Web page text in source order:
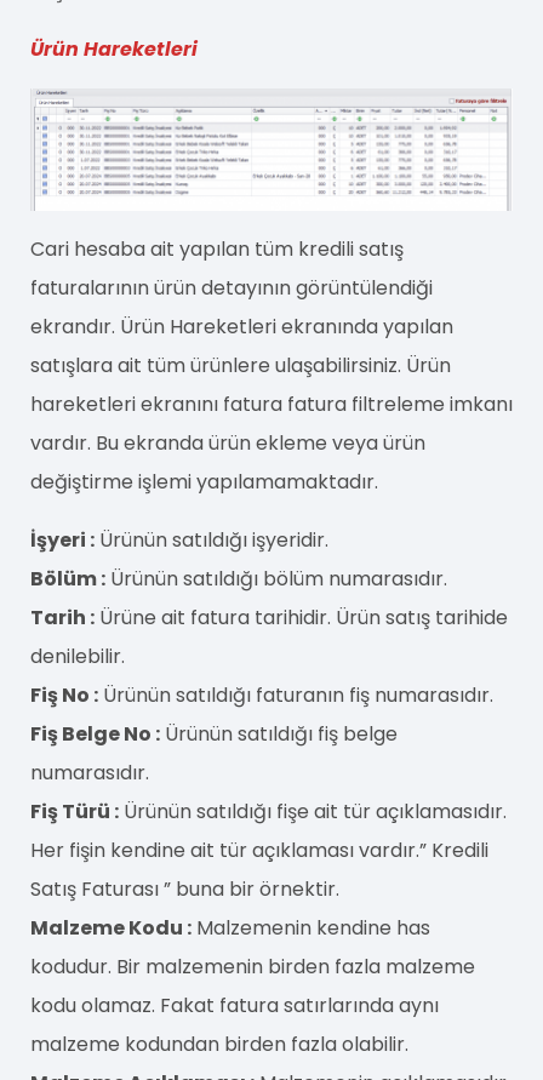
Ürün Hareketleri
Cari hesaba ait yapılan tüm kredili satış
faturalarının ürün detayının görüntülendiği
ekrandır. Ürün Hareketleri ekranında yapılan
satışlara ait tüm ürünlere ulaşabilirsiniz. Ürün
hareketleri ekranını fatura fatura filtreleme imkanı
vardır. Bu ekranda ürün ekleme veya ürün
değiştirme işlemi yapılamamaktadır.
İşyeri : Ürünün satıldığı işyeridir.
Bölüm : Ürünün satıldığı bölüm numarasıdır.
Tarih : Ürüne ait fatura tarihidir. Ürün satış tarihide
denilebilir.
Fiş No : Ürünün satıldığı faturanın fiş numarasıdır.
Fiş Belge No : Ürünün satıldığı fiş belge
numarasıdır.
Fiş Türü : Ürünün satıldığı fişe ait tür açıklamasıdır.
Her fişin kendine ait tür açıklaması vardır.” Kredili
Satış Faturası ” buna bir örnektir.
Malzeme Kodu : Malzemenin kendine has
kodudur. Bir malzemenin birden fazla malzeme
kodu olamaz. Fakat fatura satırlarında aynı
malzeme kodundan birden fazla olabilir.